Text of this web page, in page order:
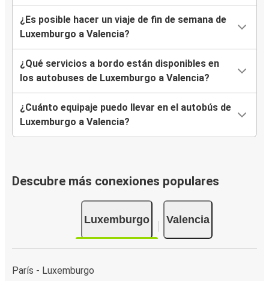
¿Es posible hacer un viaje de fin de semana de
Luxemburgo a Valencia?
¿Qué servicios a bordo están disponibles en
los autobuses de Luxemburgo a Valencia?
¿Cuánto equipaje puedo llevar en el autobús de
Luxemburgo a Valencia?
Descubre más conexiones populares
Luxemburgo Valencia
París - Luxemburgo